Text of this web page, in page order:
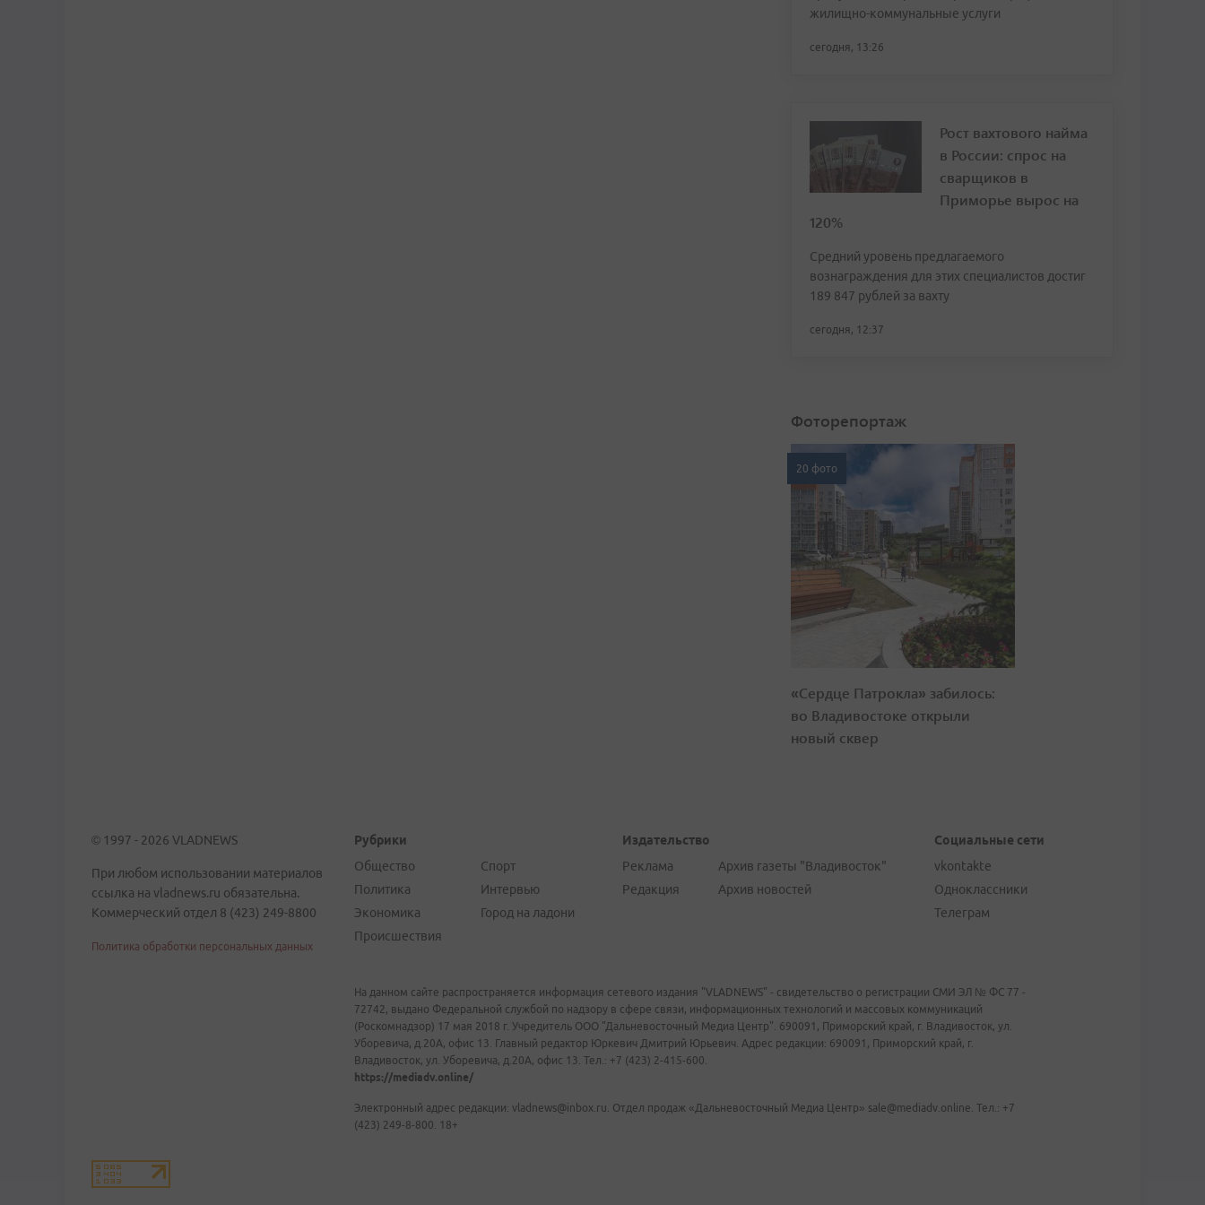
жилищно-коммунальные услуги
сегодня, 13:26
Рост вахтового найма
в России: спрос на
сварщиков в
Приморье вырос на
120%
Средний уровень предлагаемого
вознаграждения для этих специалистов достиг
189 847 рублей за вахту
сегодня, 12:37
Фоторепортаж
20 фото
«Сердце Патрокла» забилось:
во Владивостоке открыли
новый сквер
© 1997 - 2026 VLADNEWS
При любом использовании материалов
ссылка на vladnews.ru обязательна.
Коммерческий отдел 8 (423) 249-8800
Политика обработки персональных данных
Рубрики
Общество
Политика
Экономика
Происшествия
Спорт
Интервью
Город на ладони
Издательство
Реклама
Редакция
Архив газеты "Владивосток"
Архив новостей
Социальные сети
vkontakte
Одноклассники
Телеграм
На данном сайте распространяется информация сетевого издания "VLADNEWS" - свидетельство о регистрации СМИ ЭЛ № ФС 77 -
72742, выдано Федеральной службой по надзору в сфере связи, информационных технологий и массовых коммуникаций
(Роскомнадзор) 17 мая 2018 г. Учредитель ООО "Дальневосточный Медиа Центр". 690091, Приморский край, г. Владивосток, ул.
Уборевича, д.20А, офис 13. Главный редактор Юркевич Дмитрий Юрьевич. Адрес редакции: 690091, Приморский край, г.
Владивосток, ул. Уборевича, д.20А, офис 13. Тел.: +7 (423) 2-415-600.
https://mediadv.online/
Электронный адрес редакции: vladnews@inbox.ru. Отдел продаж «Дальневосточный Медиа Центр» sale@mediadv.online. Тел.: +7
(423) 249-8-800. 18+